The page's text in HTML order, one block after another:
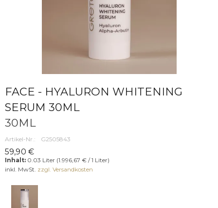
FACE - HYALURON WHITENING
SERUM 30ML
30ML
Artikel-Nr.: G2505843
59,90 €
Inhalt: 0.03 Liter (1.996,67 € / 1 Liter)
inkl. MwSt. zzgl. Versandkosten